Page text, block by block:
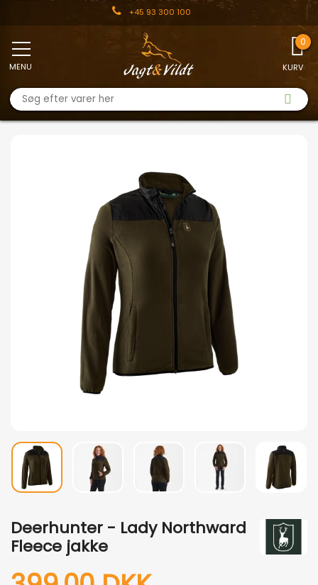
+45 93 300 100
KURV
MENU
Deerhunter - Lady Northward
Fleece jakke